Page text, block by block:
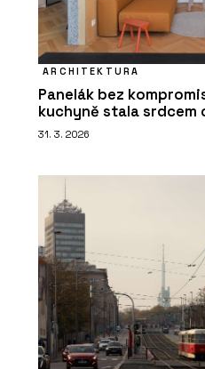
ARCHITEKTURA
Panelák bez
kuchyně stala srdcem
31. 3. 2026